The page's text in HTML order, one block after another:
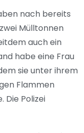
nach bereits
Mülltonnen
auch ein
habe eine Frau
sie unter ihrem
Flammen
Polizei